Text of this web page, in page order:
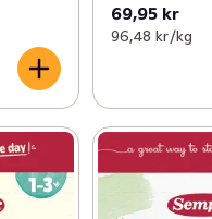
69,95 kr
96,48 kr /kg